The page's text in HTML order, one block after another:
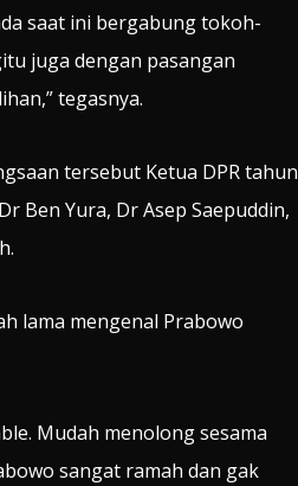
saat ini bergabung tokoh-
juga dengan pasangan
tegasnya.
tersebut Ketua DPR tahun
Ben Yura, Dr Asep Saepuddin,
lama mengenal Prabowo
Mudah menolong sesama
sangat ramah dan gak